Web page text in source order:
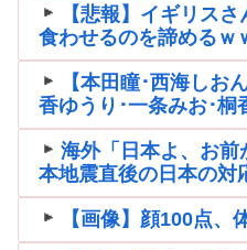
【悲報】イギリス
食わせるのを諦めるｗ
【本田瞳･西海しお
香ゆうり･一条みお･桐
海外「日本よ、お
本地震直後の日本の対
【画像】顔100点、